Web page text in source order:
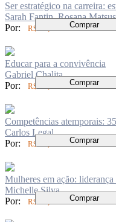
Ser estratégico na carreira:
Sarah Fantin, Rosana
Por:
R$ 46,00 Comprar
Educar para a convivência
Gabriel Chalita
Por:
R$ 40,00 Comprar
Competências atemporais:
Carlos Legal
Por:
R$ 74,00 Comprar
Mulheres em ação:
Michelle Silva
Por:
R$ 74,00 Comprar